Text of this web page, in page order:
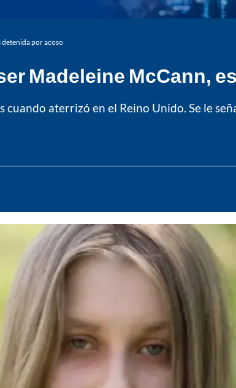
detenida por acoso
Madeleine McCann,
aterrizó en el Reino Unido. Se le